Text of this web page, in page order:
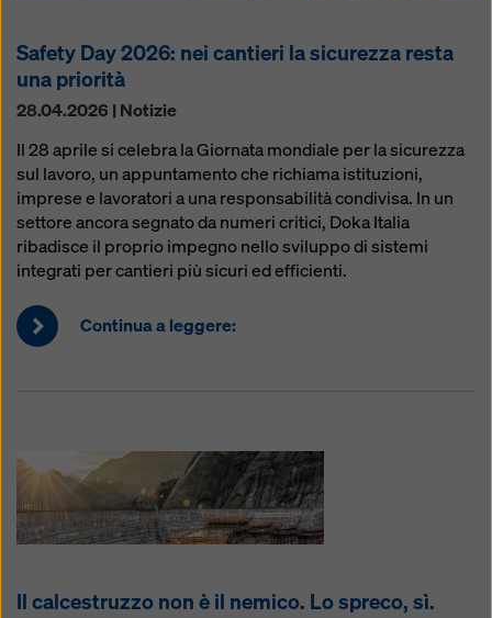
Safety Day 2026: nei cantieri la sicurezza resta
una priorità
28.04.2026 | Notizie
Il 28 aprile si celebra la Giornata mondiale per la sicurezza
sul lavoro, un appuntamento che richiama istituzioni,
imprese e lavoratori a una responsabilità condivisa. In un
settore ancora segnato da numeri critici, Doka Italia
ribadisce il proprio impegno nello sviluppo di sistemi
integrati per cantieri più sicuri ed efficienti.
Continua a leggere:
Il calcestruzzo non è il nemico. Lo spreco, sì.